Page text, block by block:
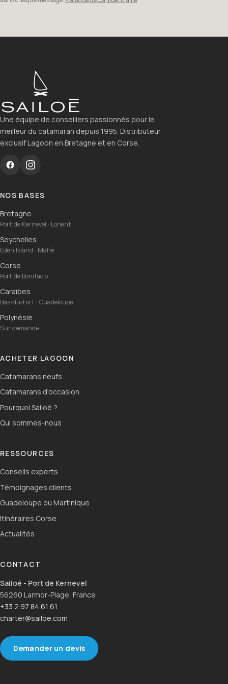
Une équipe de conseillers passionnés pour le
meilleur du catamaran depuis 1995. Distributeur
exclusif Lagoon en Bretagne et en Corse.
NOS BASES
Bretagne
Port de Kernevel · Lorient
Seychelles
Eden Island · Mahé
Corse
Port de Bonifacio
Caraïbes
Bas-du-Fort · Guadeloupe
Polynésie
Sur demande
ACHETER LAGOON
Catamarans neufs
Catamarans d'occasion
Pourquoi Sailoé ?
Qui sommes-nous
RESSOURCES
Conseils experts
Témoignages clients
Guadeloupe ou Martinique
Itinéraires Corse
Actualités
CONTACT
Sailoé - Port de Kernevel
56260 Larmor-Plage, France
+33 2 97 84 61 61
charter@sailoe.com
Demander un devis